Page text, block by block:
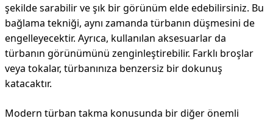
şekilde sarabilir ve şık bir görünüm elde edebilirsiniz. Bu
bağlama tekniği, aynı zamanda türbanın düşmesini de
engelleyecektir. Ayrıca, kullanılan aksesuarlar da
türbanın görünümünü zenginleştirebilir. Farklı broşlar
veya tokalar, türbanınıza benzersiz bir dokunuş
katacaktır.
Modern türban takma konusunda bir diğer önemli